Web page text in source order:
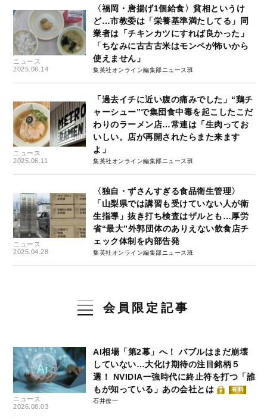
ニュース
2025.06.14
〈福岡・唐揚げ1個給食〉貧相というけ
ど…市教委は「栄養基準満たしてる」同
業者は「チキンカツにすれば良かった」
「ちなみに古古古米はモンペが怖いから
使えません」
集英社オンライン編集部ニュース班
ニュース
2025.06.11
「過去イチに近い腹の痛みでした」“鶏チ
ャーシュー”で集団食中毒を起こしたこだ
わりのラーメン店…常連は「生肉ってお
いしい。店が再開されたらまた来ます
よ」
集英社オンライン編集部ニュース班
ニュース
2025.04.28
〈独自・ずさんすぎる食品衛生管理〉
「山梨県では講習も受けていない人が衛
生指導」抜き打ち検査はザルとも…厚労
省“最大”外郭団体のありえない飲食店チ
ェック体制を内部告発
集英社オンライン編集部ニュース班
会員限定記事
ニュース
2026.08.03
AI相場「第2幕」へ！ バブルはまだ崩壊
していない…大化け期待の注目銘柄５
選！ NVIDIA一強時代に終止符を打つ「誰
もが知っている」あの会社とは
有料
石井僚一